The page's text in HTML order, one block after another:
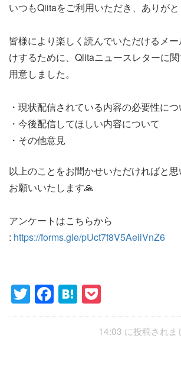
いつもQiitaをご利用いただき、ありがと
皆様により楽しく読んでいただけるメ
けするために、Qiitaニュースレターに
用意しました。
・現状配信されている内容の必要性につ
・今後配信してほしい内容について
・その他意見
以上のことをお聞かせいただければと
お願いいたします🙏
アンケートはこちらから
: https://forms.gle/pUct7f8V5AeiiVnZ6
Twitter
Facebook
Hatena
14:03 に投稿されま